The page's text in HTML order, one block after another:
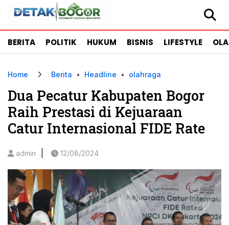
BERITA POLITIK HUKUM BISNIS LIFESTYLE
Home Berita • Headline • olahraga
Dua Pecatur Kabupaten Bogor
Raih Prestasi di Kejuaraan
Catur Internasional FIDE Rate
admin 12/08/2024